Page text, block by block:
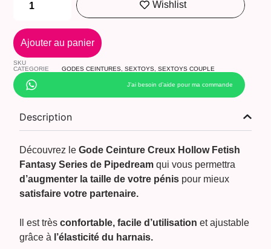
Wishlist
Ajouter au panier
SKU
CATEGORIE
GODES CEINTURES, SEXTOYS, SEXTOYS COUPLE
J’ai besoin d’aide pour ma commande
Description
Découvrez leGode Ceinture Creux Hollow Fetish
Fantasy Series de Pipedream qui vous permettra
d’augmenter la taille de votre pénis pour mieux
satisfaire votre partenaire.
Il est trèsconfortable, facile d’utilisationet ajustable
grâce à l’élasticité du harnais.